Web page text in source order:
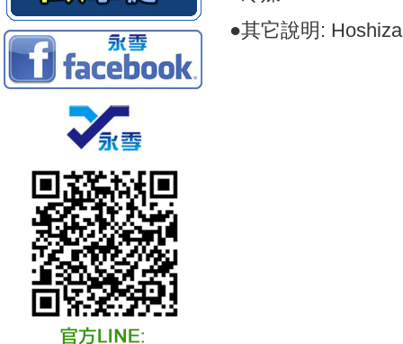
●其它說明: